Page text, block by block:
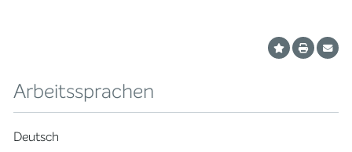
Arbeitssprachen
Deutsch